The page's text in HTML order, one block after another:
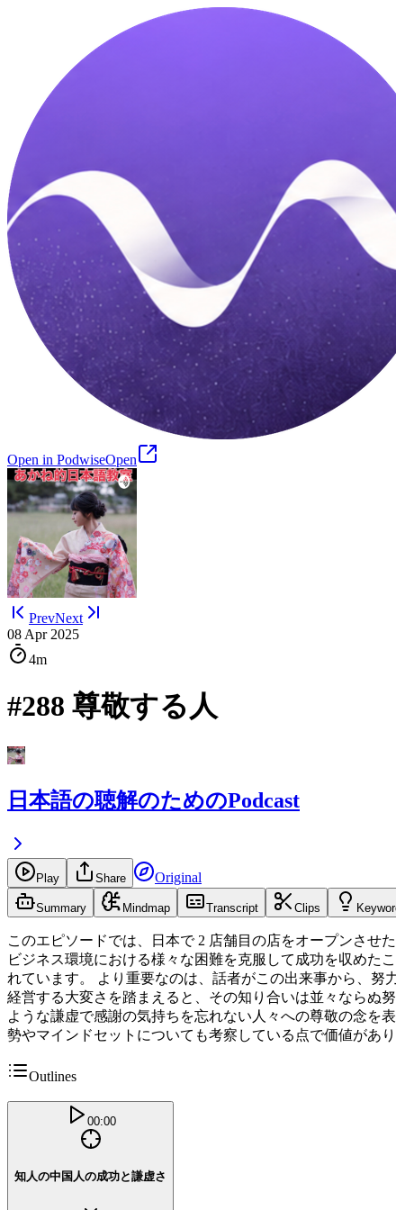
Open in PodwiseOpen
PrevNext
08 Apr 2025
4m
#288 尊敬する人
日本語の聴解のためのPodcast
Play Share Original
Summary Mindmap Transcript Clips
このエピソードでは、日本で 2 店舗目の店をオープンさせ
ビジネス環境における様々な困難を克服して成功を収めた
れています。 より重要なのは、話者がこの出来事から、
経営する大変さを踏まえると、その知り合いは並々ならぬ
ような謙虚で感謝の気持ちを忘れない人々への尊敬の念を
勢やマインドセットについても考察している点で価値があり
Outlines
00:00
知人の中国人の成功と謙虚さ